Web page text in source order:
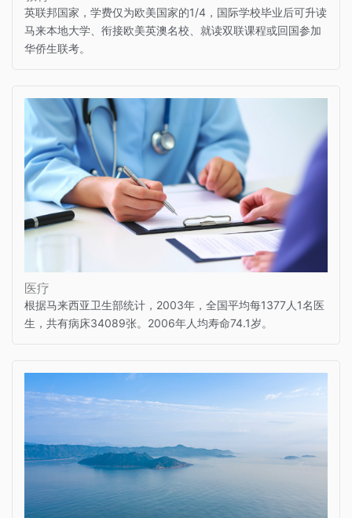
英联邦国家，学费仅为欧美国家的1/4，国际学校毕业后可升读
马来本地大学、衔接欧美英澳名校、就读双联课程或回国参加
华侨生联考。
医疗
根据马来西亚卫生部统计，2003年，全国平均每1377人1名医
生，共有病床34089张。2006年人均寿命74.1岁。